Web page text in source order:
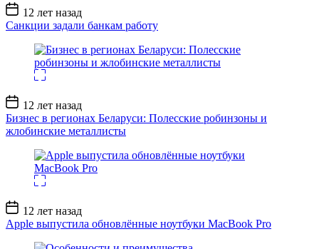
Дата
записи
12 лет назад
Санкции задали банкам работу
Дата
записи
12 лет назад
Бизнес в регионах Беларуси: Полесские робинзоны и
жлобинские металлисты
Дата
записи
12 лет назад
Apple выпустила обновлённые ноутбуки MacBook Pro